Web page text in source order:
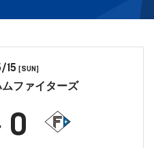
15 [SUN]
ファイターズ
0